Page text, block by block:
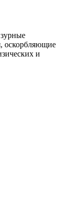
оскорбляющие
и